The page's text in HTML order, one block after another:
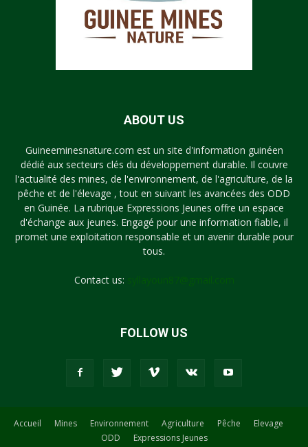
ABOUT US
Guineeminesnature.com est un site d'information guinéen
dédié aux secteurs clés du développement durable. Il couvre
l'actualité des mines, de l'environnement, de l'agriculture, de la
pêche et de l'élevage , tout en suivant les avancées des ODD
en Guinée. La rubrique Expressions Jeunes offre un espace
d'échange aux jeunes. Engagé pour une information fiable, il
promet une exploitation responsable et un avenir durable pour
tous.
Contact us:
FOLLOW US
Accueil Mines Environnement Agriculture Pêche
Elevage
ODD
Expressions Jeunes